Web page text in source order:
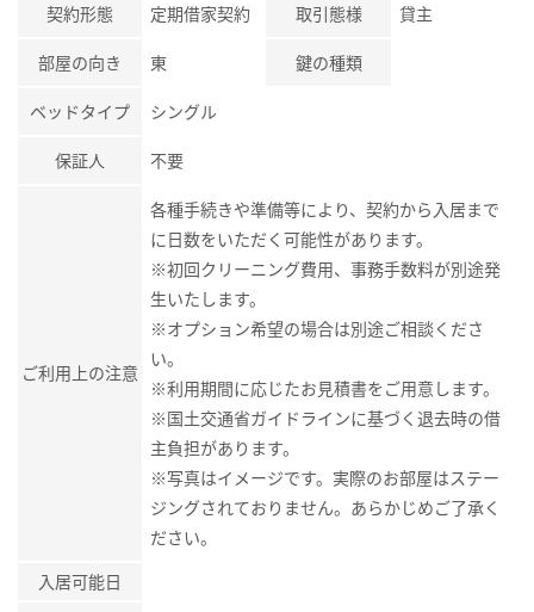
契約形態 定期借家契約 取引態様 貸主
部屋の向き 東 鍵の種類
ベッドタイプ シングル
保証人 不要
ご利用上の注意
各種手続きや準備等により、契約から入居まで
に日数をいただく可能性があります。
※初回クリーニング費用、事務手数料が別途発
生いたします。
※オプション希望の場合は別途ご相談くださ
い。
※利用期間に応じたお見積書をご用意します。
※国土交通省ガイドラインに基づく退去時の借
主負担があります。
※写真はイメージです。実際のお部屋はステー
ジングされておりません。あらかじめご了承く
ださい。
入居可能日